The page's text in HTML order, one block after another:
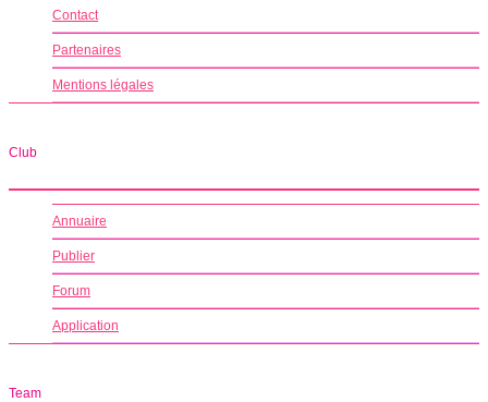
Contact
Partenaires
Mentions légales
Club
Annuaire
Publier
Forum
Application
Team